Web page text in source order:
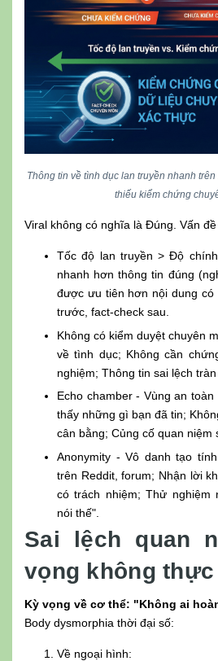
Thông tin về tình dục lan truyền nhanh
thiếu kiểm chứng
Viral không có nghĩa là Đúng. Vấn
Tốc độ lan truyền > Độ
nhanh hơn thông tin đúng
được ưu tiên hơn nội dung
trước, fact-check sau.
Không có kiểm duyệt chuyên
về tình dục; Không cần
nghiệm; Thông tin sai lệch tràn
Echo chamber - Vùng an
thấy những gì bạn đã tin;
cân bằng; Củng cố quan niệm
Anonymity - Vô danh tạo
trên Reddit, forum; Nhận lời
có trách nhiệm; Thử nghiệm
nói thế".
Sai lệch quan
vọng không thực
Kỳ vọng về cơ thể: "Không ai
Body dysmorphia thời đại số:
Về ngoại hình: